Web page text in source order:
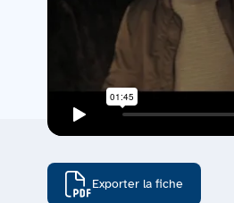
Exporter la fiche